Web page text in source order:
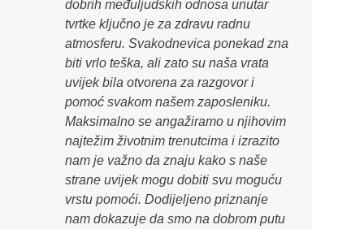
dobrih međuljudskih odnosa unutar
tvrtke ključno je za zdravu radnu
atmosferu. Svakodnevica ponekad zna
biti vrlo teška, ali zato su naša vrata
uvijek bila otvorena za razgovor i
pomoć svakom našem zaposleniku.
Maksimalno se angažiramo u njihovim
najtežim životnim trenutcima i izrazito
nam je važno da znaju kako s naše
strane uvijek mogu dobiti svu moguću
vrstu pomoći. Dodijeljeno priznanje
nam dokazuje da smo na dobrom putu